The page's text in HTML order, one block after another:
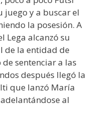
juego y a buscar el
la posesión. A
Lega alcanzó su
de la entidad de
sentenciar a las
después llegó la
que lanzó María
al